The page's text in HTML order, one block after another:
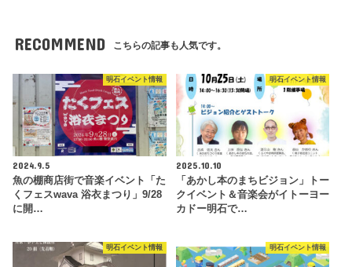
RECOMMEND こちらの記事も人気です。
明石イベント情報
2024.9.5
魚の棚商店街で音楽イベント「た
くフェスwava 浴衣まつり」9/28
に開…
明石イベント情報
2025.10.10
「あかし本のまちビジョン」トー
クイベント＆音楽会がイトーヨー
カドー明石で…
明石イベント情報 明石イベント情報